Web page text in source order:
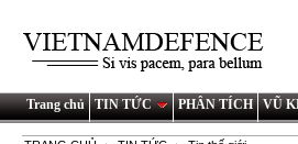
Trang chủ TIN TỨC PHÂN TÍCH VŨ